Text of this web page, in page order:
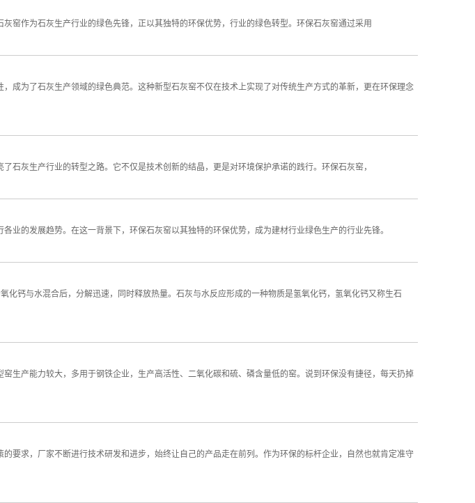
窑作为石灰生产行业的绿色先锋，正以其独特的环保优势，行业的绿色转型。环保石灰窑通过采用
成为了石灰生产领域的绿色典范。这种新型石灰窑不仅在技术上实现了对传统生产方式的革新，更在环保理念
灰生产行业的转型之路。它不仅是技术创新的结晶，更是对环境保护承诺的践行。环保石灰窑，
业的发展趋势。在这一背景下，环保石灰窑以其独特的环保优势，成为建材行业绿色生产的行业先锋。
与水混合后，分解迅速，同时释放热量。石灰与水反应形成的一种物质是氢氧化钙，氢氧化钙又称生石
能力较大，多用于钢铁企业，生产高活性、二氧化碳和硫、磷含量低的窑。说到环保没有捷径，每天扔掉
，厂家不断进行技术研发和进步，始终让自己的产品走在前列。作为环保的标杆企业，自然也就肯定准守